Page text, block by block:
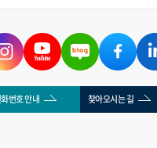
번호 안내 찾아오시는 길